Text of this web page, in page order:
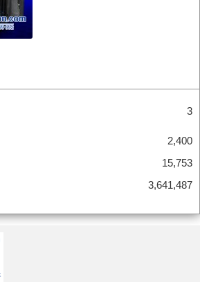
3
2,400
15,753
3,641,487